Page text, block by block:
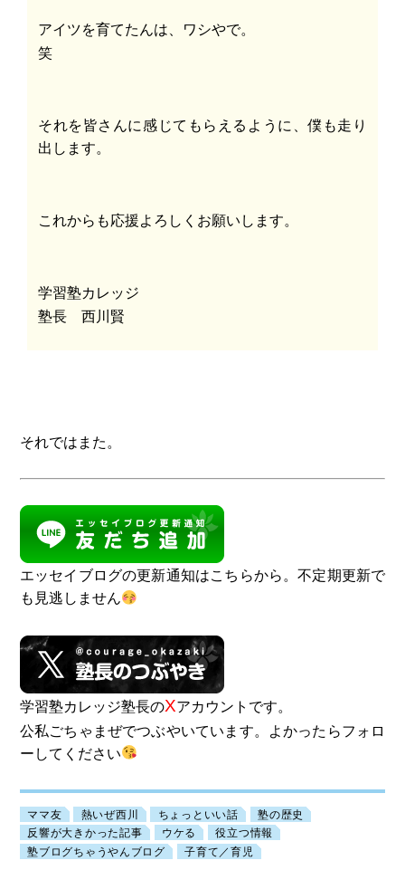
アイツを育てたんは、ワシやで。
笑
それを皆さんに感じてもらえるように、僕も走り
出します。
これからも応援よろしくお願いします。
学習塾カレッジ
塾長 西川賢
それではまた。
エッセイブログの更新通知はこちらから。不定期更新で
も見逃しません
学習塾カレッジ塾長のXアカウントです。
公私ごちゃまぜでつぶやいています。よかったらフォロ
ーしてください
ママ友 熱いぜ西川 ちょっといい話
塾の歴史
反響が大きかった記事
ウケる
役立つ情報
塾ブログちゃうやんブログ
子育て／育児